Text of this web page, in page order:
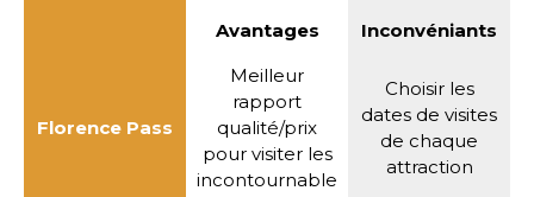
Avantages
Inconvéniants
Florence Pass
Meilleur
rapport
qualité/prix
pour visiter les
incontournable
Choisir les
dates de visites
de chaque
attraction